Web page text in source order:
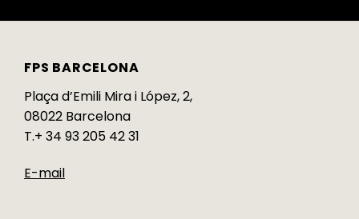
FPS BARCELONA
Plaça d’Emili Mira i López, 2,
08022 Barcelona
T.+ 34 93 205 42 31
E-mail